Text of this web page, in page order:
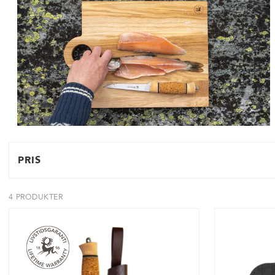
PRIS
4 PRODUKTER